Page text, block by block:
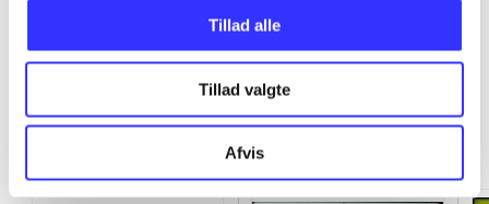
Tillad alle
Tillad valgte
Afvis
Minder om